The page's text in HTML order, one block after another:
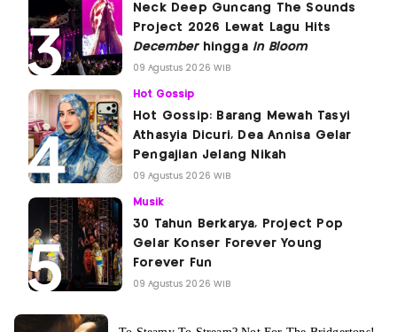
Neck Deep Guncang The Sounds
Project 2026 Lewat Lagu Hits
Decemberhingga In Bloom
09 Agustus 2026 WIB
Hot Gossip
Hot Gossip: Barang Mewah Tasyi
Athasyia Dicuri, Dea Annisa Gelar
Pengajian Jelang Nikah
09 Agustus 2026 WIB
Musik
30 Tahun Berkarya, Project Pop
Gelar Konser Forever Young
Forever Fun
09 Agustus 2026 WIB